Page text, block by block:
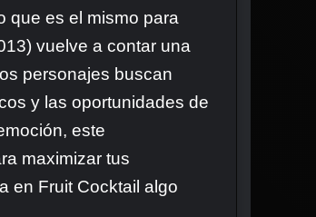
que es el mismo para
vuelve a contar una
personajes buscan
y las oportunidades de
este
maximizar tus
en Fruit Cocktail algo